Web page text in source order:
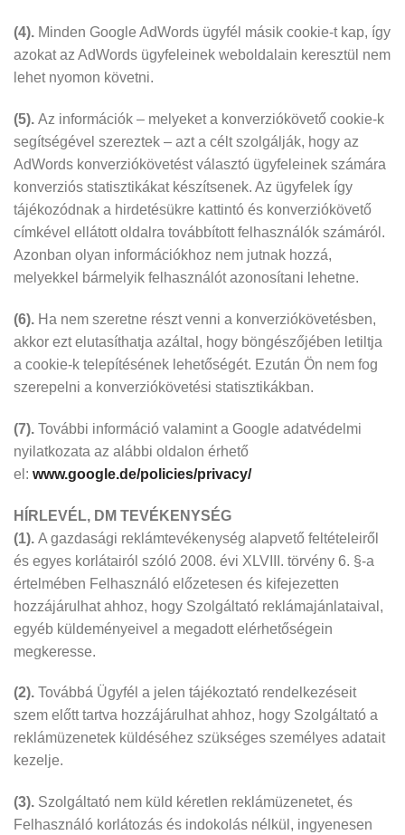
(4). Minden Google AdWords ügyfél másik cookie-t kap, így
azokat az AdWords ügyfeleinek weboldalain keresztül nem
lehet nyomon követni.
(5). Az információk – melyeket a konverziókövető cookie-k
segítségével szereztek – azt a célt szolgálják, hogy az
AdWords konverziókövetést választó ügyfeleinek számára
konverziós statisztikákat készítsenek. Az ügyfelek így
tájékozódnak a hirdetésükre kattintó és konverziókövető
címkével ellátott oldalra továbbított felhasználók számáról.
Azonban olyan információkhoz nem jutnak hozzá,
melyekkel bármelyik felhasználót azonosítani lehetne.
(6). Ha nem szeretne részt venni a konverziókövetésben,
akkor ezt elutasíthatja azáltal, hogy böngészőjében letiltja
a cookie-k telepítésének lehetőségét. Ezután Ön nem fog
szerepelni a konverziókövetési statisztikákban.
(7). További információ valamint a Google adatvédelmi
nyilatkozata az alábbi oldalon érhető
el: www.google.de/policies/privacy/
HÍRLEVÉL, DM TEVÉKENYSÉG
(1). A gazdasági reklámtevékenység alapvető feltételeiről
és egyes korlátairól szóló 2008. évi XLVIII. törvény 6. §-a
értelmében Felhasználó előzetesen és kifejezetten
hozzájárulhat ahhoz, hogy Szolgáltató reklámajánlataival,
egyéb küldeményeivel a megadott elérhetőségein
megkeresse.
(2). Továbbá Ügyfél a jelen tájékoztató rendelkezéseit
szem előtt tartva hozzájárulhat ahhoz, hogy Szolgáltató a
reklámüzenetek küldéséhez szükséges személyes adatait
kezelje.
(3). Szolgáltató nem küld kéretlen reklámüzenetet, és
Felhasználó korlátozás és indokolás nélkül, ingyenesen